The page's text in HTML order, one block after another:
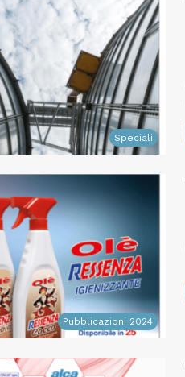
Speciali
Pubblicazioni 2024